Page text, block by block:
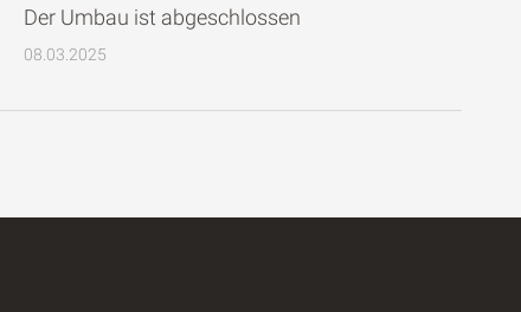
Der Umbau ist abgeschlossen
08.03.2025